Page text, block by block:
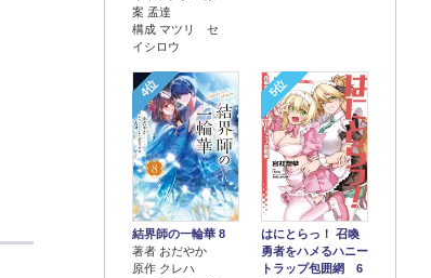
案 孟達
構成 マツリ セ
イシロウ
4位
結界師の一輪華 8
著者 おだやか
原作 クレハ
5位
はにとらっ！ 召喚
勇者をハメるハニー
トラップ包囲網 6